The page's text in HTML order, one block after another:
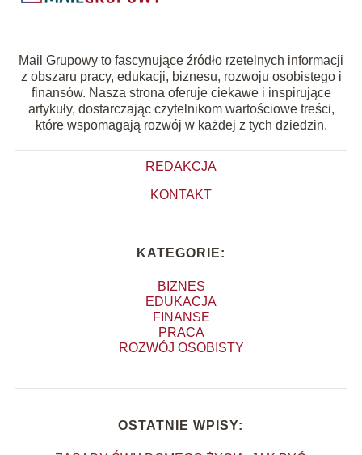
Mail Grupowy to fascynujące źródło rzetelnych informacji
z obszaru pracy, edukacji, biznesu, rozwoju osobistego i
finansów. Nasza strona oferuje ciekawe i inspirujące
artykuły, dostarczając czytelnikom wartościowe treści,
które wspomagają rozwój w każdej z tych dziedzin.
REDAKCJA
KONTAKT
KATEGORIE:
BIZNES
EDUKACJA
FINANSE
PRACA
ROZWÓJ OSOBISTY
OSTATNIE WPISY: